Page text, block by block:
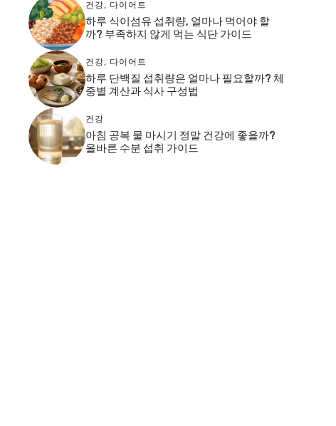
건강, 다이어트
하루 식이섬유 섭취량, 얼마나 먹어야 할
까? 부족하지 않게 먹는 식단 가이드
건강, 다이어트
하루 단백질 섭취량은 얼마나 필요할까? 체
중별 계산과 식사 구성법
건강
아침 공복 물 마시기 정말 건강에 좋을까?
올바른 수분 섭취 가이드